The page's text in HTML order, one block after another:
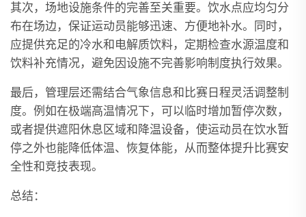
其次，场地设施条件的完善至关重要。饮水点应均匀分
布在场边，保证运动员能够迅速、方便地补水。同时，
应提供充足的冷水和电解质饮料，定期检查水源温度和
饮料补充情况，避免因设施不完善影响制度执行效果。
最后，管理层还需结合气象信息和比赛日程灵活调整制
度。例如在极端高温情况下，可以临时增加暂停次数，
或者提供遮阳休息区域和降温设备，使运动员在饮水暂
停之外也能降低体温、恢复体能，从而整体提升比赛安
全性和竞技表现。
总结：